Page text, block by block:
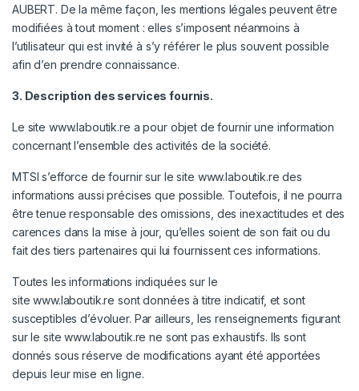
AUBERT. De la même façon, les mentions légales peuvent être
modifiées à tout moment : elles s’imposent néanmoins à
l’utilisateur qui est invité à s’y référer le plus souvent possible
afin d’en prendre connaissance.
3. Description des services fournis.
Le site www.laboutik.re a pour objet de fournir une information
concernant l’ensemble des activités de la société.
MTSI s’efforce de fournir sur le site www.laboutik.re des
informations aussi précises que possible. Toutefois, il ne pourra
être tenue responsable des omissions, des inexactitudes et des
carences dans la mise à jour, qu’elles soient de son fait ou du
fait des tiers partenaires qui lui fournissent ces informations.
Toutes les informations indiquées sur le
sitewww.laboutik.re sont données à titre indicatif, et sont
susceptibles d’évoluer. Par ailleurs, les renseignements figurant
sur le sitewww.laboutik.re ne sont pas exhaustifs. Ils sont
donnés sous réserve de modifications ayant été apportées
depuis leur mise en ligne.